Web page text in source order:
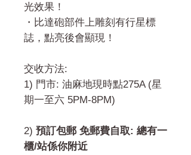
光效果！
・比達砲部件上雕刻有行星標
誌，點亮後會顯現！
交收方法:
1) 門市: 油麻地現時點275A (星
期一至六 5PM-8PM)
2) 預訂包郵 免郵費自取: 總有一
櫃/站係你附近